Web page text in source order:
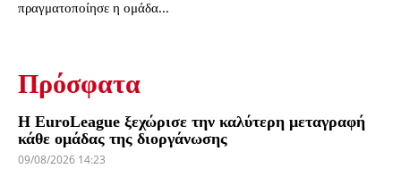
πραγματοποίησε η ομάδα...
Πρόσφατα
Η EuroLeague ξεχώρισε την καλύτερη μεταγραφή
κάθε ομάδας της διοργάνωσης
09/08/2026 14:23